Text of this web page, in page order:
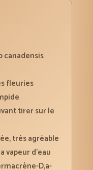
canadensis
fleuries
tirer sur le
très agréable
vapeur d’eau
D,a-